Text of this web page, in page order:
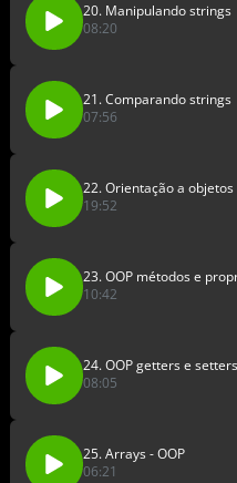
20. Manipulando strings
08:20
21. Comparando strings
07:56
22. Orientação a
19:52
23. OOP métodos e
10:42
24. OOP getters e setters
08:05
25. Arrays - OOP
06:21